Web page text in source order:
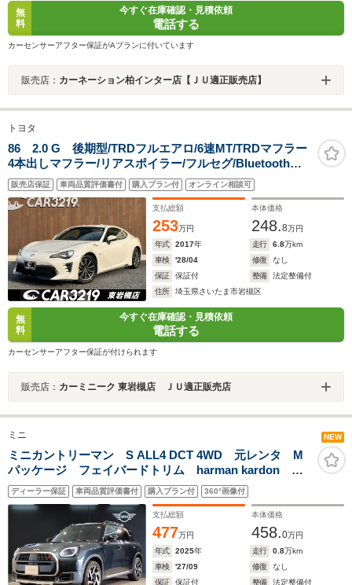
無
料
今すぐ在庫確認・見積依頼
電話する
カーセンサーアフター保証がAプランに付いています
販売店： カーネーション柏インター店【ＪＵ適正販売店】
トヨタ
86 2.0 G 後期型/TRDフルエアロ/6速MT/TRDマフラー
4本出しマフラー/リアスポイラー/フルセグ/Bluetooth接
続/LEDヘッドライト/保証付き
販売店保証 車両品質評価書付 購入プラン付 オンライン相談可
支払総額
253万円
本体価格
248.8万円
年式
2017年 走行 6.8万km
車検
'28/04 修復
なし
保証
保証付 整備
法定整備付
住所
埼玉県さいたま市岩槻区
無
料
今すぐ在庫確認・見積依頼
電話する
カーセンサーアフター保証が付けられます
販売店： カーミニーク 東岩槻店 ＪＵ適正販売店
ミニ NEW
ミニカントリーマン S ALL4 DCT 4WD 元レンタ M
パッケージ フェイバードトリム harman kardon 純
正19インチアルミ 追従型クルコン メモリ機能付パワ
ーシート シートヒーター ステアリングヒーター 全
周囲カメラ 電動リアゲート
ディーラー保証 車両品質評価書付 購入プラン付 360°画像付
支払総額
477万円
本体価格
458.0万円
年式
2025年 走行 0.8万km
車検
'27/09 修復
なし
保証
保証付 整備 法定整備付